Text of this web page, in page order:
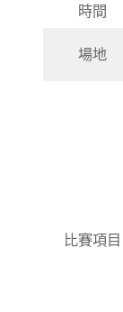
時間
場地
比賽項目